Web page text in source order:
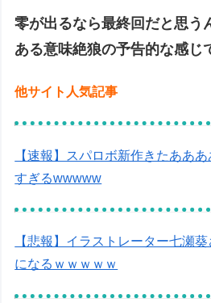
零が出るなら最終回だと思う
ある意味絶狼の予告的な感じ
他サイト人気記事
【速報】スパロボ新作きたああ
すぎるwwwww
【悲報】イラストレーター七瀬
になるｗｗｗｗｗ